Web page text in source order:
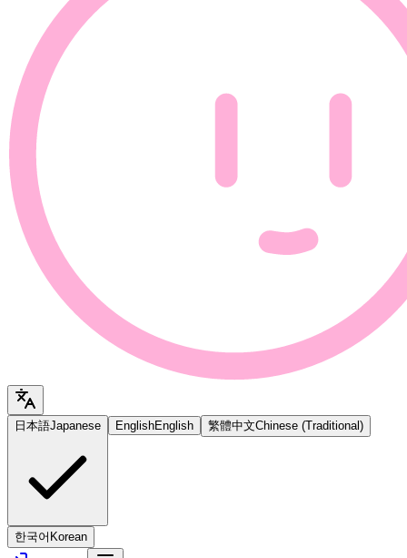
日本語Japanese EnglishEnglish 繁體中文Chinese (Traditional)
한국어 Korean